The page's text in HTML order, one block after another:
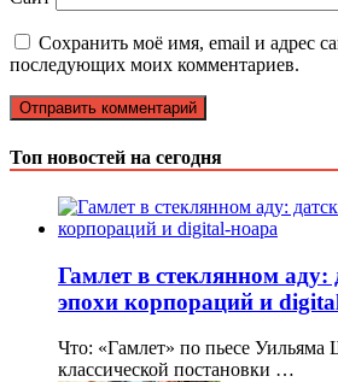
Сохранить моё имя, email и адрес
последующих моих комментариев.
Топ новостей на сегодня
Гамлет в стеклянном
эпохи корпораций и
Что: «Гамлет» по пьесе
классической постановки …